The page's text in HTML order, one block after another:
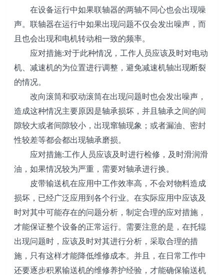
在设备运行中如果联轴器的两轴不同心也会出现噪
声。联轴器在运行中如果出现问题不仅会发出噪声，而
且也会出现和电机转动相一致的频率。
应对措施:对于此种情况，工作人员应该及时对电动
机、减速机的为位置进行调整，避免减速机轴出现断裂
的情况。
改向滚筒和驭动滚筒在出现问题时也会发出噪声，
造成这种情况主要原因是轴承损坏，并且轴承之间的间
隙较大或者间隙较小，出现窜轴现象；或者漏油、密封
性较差等都会都出现轴承磨损。
应对措施:工作人员应该及时进行检修，及时滑润滑
油，如果情况较为严重，需要对轴承进行换。
皮带输送机在应用中工作效率高，不会对物料造成
损坏，已经广泛应用到各个行业。在实际应用中应该及
时对其中可能存在的问题分析，制定合理的应对措施，
才能保证整个设备的正常运行。需要注意的是，在托辊
出现问题时，应该及时对其进行分析，采取合理的措
施，只有这样才能降低维修成本。并且，在日常工作中
还要逐步积累输送机的维修养护经验，才能确保输送机